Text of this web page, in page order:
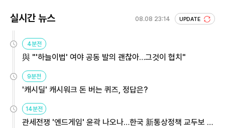
실시간 뉴스 08.08 23:14 UPDATE
4분전
與 "'하늘이법' 여야 공동 발의 괜찮아…그것이 협치"
9분전
'캐시딜' 캐시워크 돈 버는 퀴즈, 정답은?
14분전
관세전쟁 '엔드게임' 윤곽 나오나…한국 新통상정책 교두보 활